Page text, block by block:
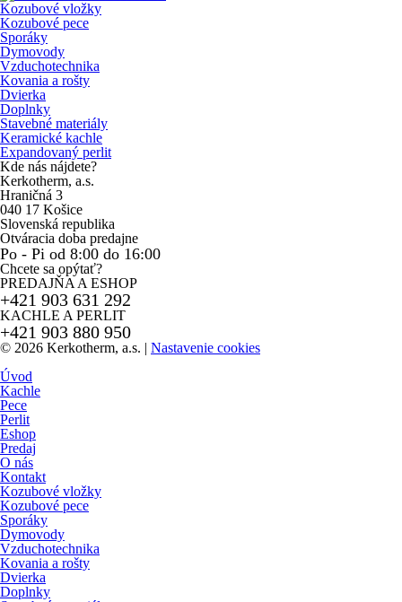
Kozubové vložky
Kozubové pece
Sporáky
Dymovody
Vzduchotechnika
Kovania a rošty
Dvierka
Doplnky
Stavebné materiály
Keramické kachle
Expandovaný perlit
Kde nás nájdete?
Kerkotherm, a.s.
Hraničná 3
040 17 Košice
Slovenská republika
Otváracia doba predajne
Po - Pi od 8:00 do 16:00
Chcete sa opýtať?
PREDAJŇA A ESHOP
+421 903 631 292
KACHLE A PERLIT
+421 903 880 950
© 2026 Kerkotherm, a.s. | Nastavenie cookies
Úvod
Kachle
Pece
Perlit
Eshop
Predaj
O nás
Kontakt
Kozubové vložky
Kozubové pece
Sporáky
Dymovody
Vzduchotechnika
Kovania a rošty
Dvierka
Doplnky